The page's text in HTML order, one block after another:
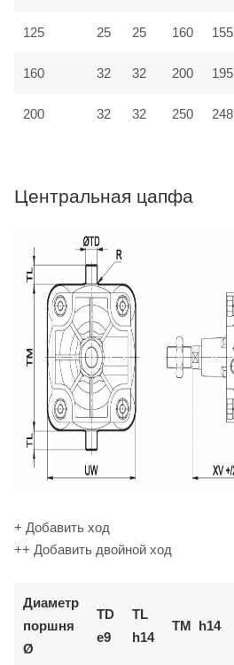
125 25 25 160 155
160 32 32 200 195
200 32 32 250 248
Центральная цапфа
+ Добавить ход
++ Добавить двойной ход
Диаметр
поршня
Ø
TD
e9
TL
h14
TM h14